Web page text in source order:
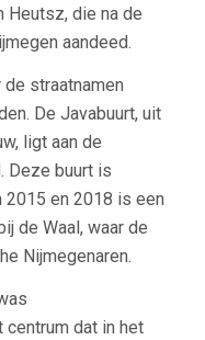
Heutsz, die na de
aandeed.
straatnamen
De Javabuurt, uit
ligt aan de
Deze buurt is
en 2018 is een
de Waal, waar de
Nijmegenaren.
dat in het